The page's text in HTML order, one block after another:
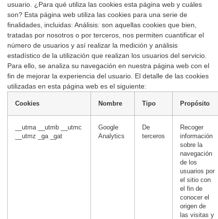
usuario. ¿Para qué utiliza las cookies esta página web y cuáles
son? Esta página web utiliza las cookies para una serie de
finalidades, incluidas: Análisis: son aquellas cookies que bien,
tratadas por nosotros o por terceros, nos permiten cuantificar el
número de usuarios y así realizar la medición y análisis
estadístico de la utilización que realizan los usuarios del servicio.
Para ello, se analiza su navegación en nuestra página web con el
fin de mejorar la experiencia del usuario. El detalle de las cookies
utilizadas en esta página web es el siguiente:
Cookies Nombre Tipo Propósito
__utma __utmb __utmc
__utmz _ga _gat
Google
Analytics
De
terceros
Recoger
información
sobre la
navegación
de los
usuarios por
el sitio con
el fin de
conocer el
origen de
las visitas y